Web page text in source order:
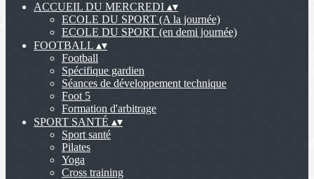
ACCUEIL DU MERCREDI ▴▾
ECOLE DU SPORT (A la journée)
ECOLE DU SPORT (en demi journée)
FOOTBALL ▴▾
Football
Spécifique gardien
Séances de développement technique
Foot 5
Formation d'arbitrage
SPORT SANTÉ ▴▾
Sport santé
Pilates
Yoga
Cross training